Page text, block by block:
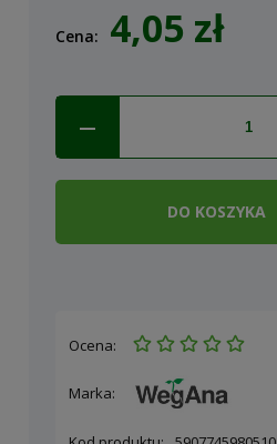
Cena: 4,05 zł
DO KOSZYKA
Ocena:
Marka: